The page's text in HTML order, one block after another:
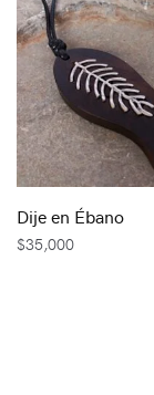
Dije en Ébano
$35,000